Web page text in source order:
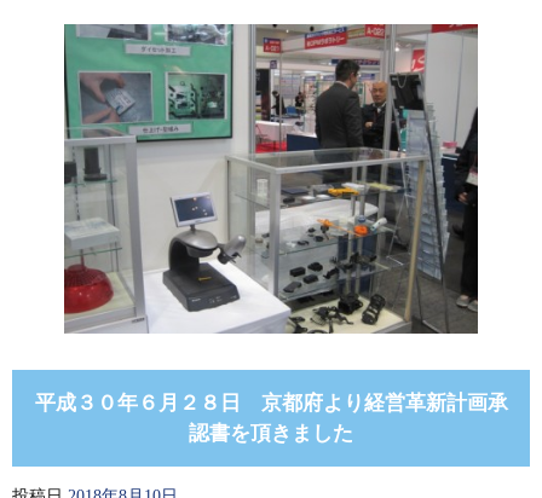
平成３０年６月２８日 京都府より経営革新計画承
認書を頂きました